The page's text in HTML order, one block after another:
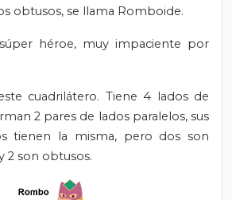
obtusos, se llama Romboide.
héroe, muy impaciente por
cuadrilátero. Tiene 4 lados de
2 pares de lados paralelos, sus
tienen la misma, pero dos son
2 son obtusos.